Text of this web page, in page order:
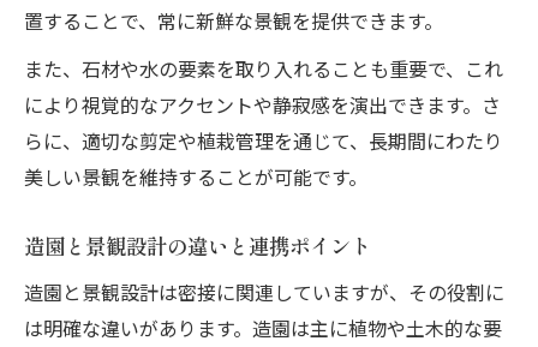
置することで、常に新鮮な景観を提供できます。
また、石材や水の要素を取り入れることも重要で、これ
により視覚的なアクセントや静寂感を演出できます。さ
らに、適切な剪定や植栽管理を通じて、長期間にわたり
美しい景観を維持することが可能です。
造園と景観設計の違いと連携ポイント
造園と景観設計は密接に関連していますが、その役割に
は明確な違いがあります。造園は主に植物や土木的な要